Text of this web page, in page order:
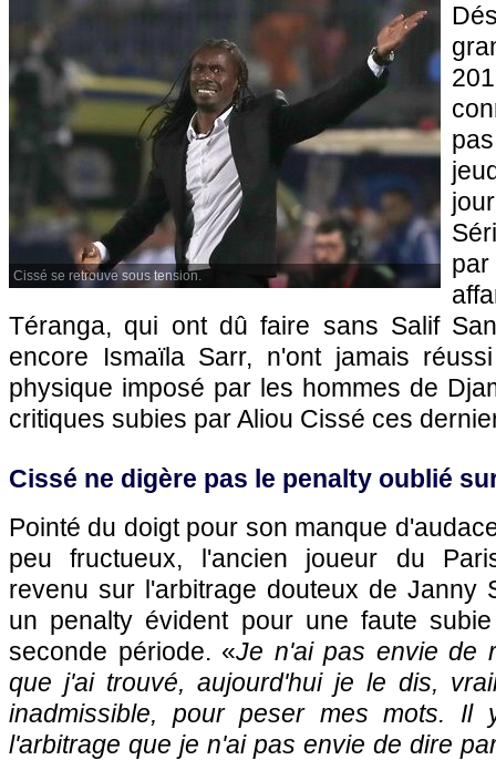
Cissé se retrouve sous tension.
Téranga, qui ont dû faire sans Salif
encore Ismaïla Sarr, n'ont jamais
physique imposé par les hommes de
critiques subies par Aliou Cissé ces
Cissé ne digère pas le penalty oublié
Pointé du doigt pour son manque
peu fructueux, l'ancien joueur du
revenu sur l'arbitrage douteux de Janny
un penalty évident pour une faute
seconde période. «Je n'ai pas envie de
que j'ai trouvé, aujourd'hui je le dis,
inadmissible, pour peser mes mots.
l'arbitrage que je n'ai pas envie de dire